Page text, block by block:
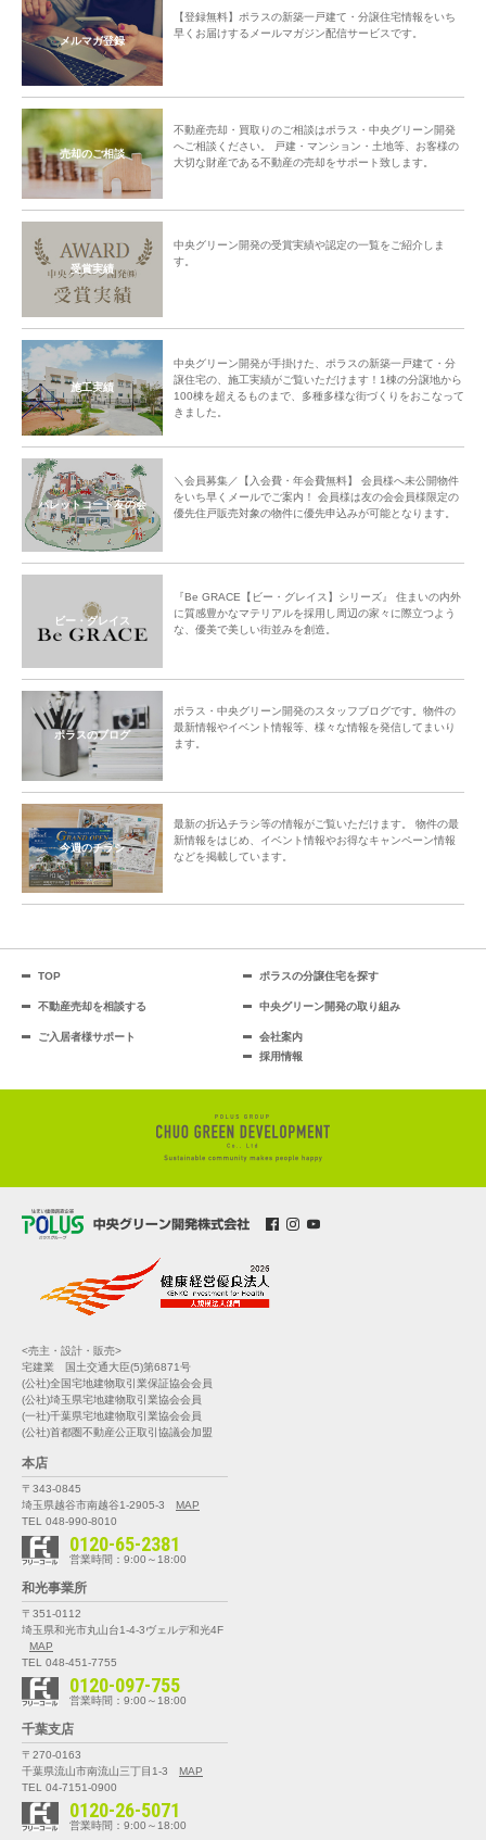
メルマガ登録
【登録無料】ポラスの新築一戸建て・分譲住宅情報をいち
早くお届けするメールマガジン配信サービスです。
売却のご相談
不動産売却・買取りのご相談はポラス・中央グリーン開発
へご相談ください。 戸建・マンション・土地等、お客様の
大切な財産である不動産の売却をサポート致します。
受賞実績
中央グリーン開発の受賞実績や認定の一覧をご紹介しま
す。
施工実績
中央グリーン開発が手掛けた、ポラスの新築一戸建て・分
譲住宅の、施工実績がご覧いただけます！1棟の分譲地から
100棟を超えるものまで、多種多様な街づくりをおこなって
きました。
パレットコート友の会
＼会員募集／【入会費・年会費無料】 会員様へ未公開物件
をいち早くメールでご案内！ 会員様は友の会会員様限定の
優先住戸販売対象の物件に優先申込みが可能となります。
ビー・グレイス
『Be GRACE【ビー・グレイス】シリーズ』 住まいの内外
に質感豊かなマテリアルを採用し周辺の家々に際立つよう
な、優美で美しい街並みを創造。
ポラスのブログ
ポラス・中央グリーン開発のスタッフブログです。物件の
最新情報やイベント情報等、様々な情報を発信してまいり
ます。
今週のチラシ
最新の折込チラシ等の情報がご覧いただけます。 物件の最
新情報をはじめ、イベント情報やお得なキャンペーン情報
などを掲載しています。
TOP ポラスの分譲住宅を探す
不動産売却を相談する 中央グリーン開発の取り組み
ご入居者様サポート
会社案内
採用情報
<売主・設計・販売>
宅建業 国土交通大臣(5)第6871号
(公社)全国宅地建物取引業保証協会会員
(公社)埼玉県宅地建物取引業協会会員
(一社)千葉県宅地建物取引業協会会員
(公社)首都圏不動産公正取引協議会加盟
本店
〒343-0845
埼玉県越谷市南越谷1-2905-3
MAP
TEL 048-990-8010
0120-65-2381
営業時間：9:00～18:00
和光事業所
〒351-0112
埼玉県和光市丸山台1-4-3ヴェルデ和光4F
MAP
TEL 048-451-7755
0120-097-755
営業時間：9:00～18:00
千葉支店
〒270-0163
千葉県流山市南流山三丁目1-3
MAP
TEL 04-7151-0900
0120-26-5071
営業時間：9:00～18:00